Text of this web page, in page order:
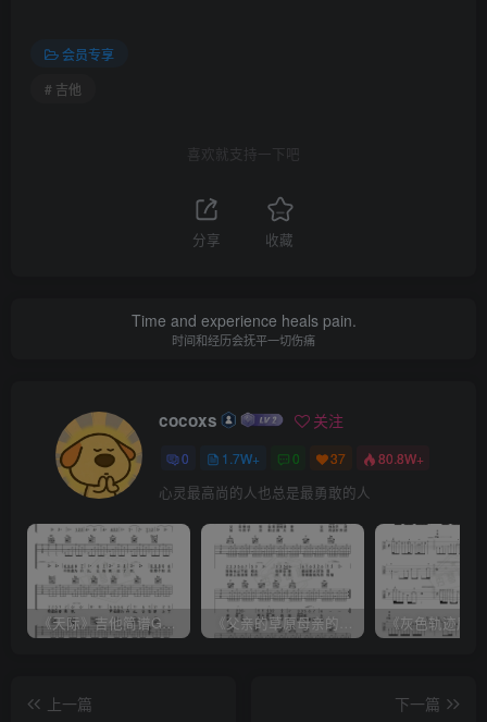
会员专享
# 吉他
喜欢就支持一下吧
分享 收藏
Time and experience heals pain.
时间和经历会抚平一切伤痛
cocoxs 关注
0 1.7W+ 0 37 80.8W+
心灵最高尚的人也总是最勇敢的人
上一篇
下一篇